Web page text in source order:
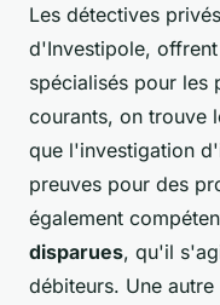
Les détectives
d'Investipole,
spécialisés pour les
courants, on trouve
que l'investigation
preuves pour des
également
disparues, qu'il
débiteurs. Une